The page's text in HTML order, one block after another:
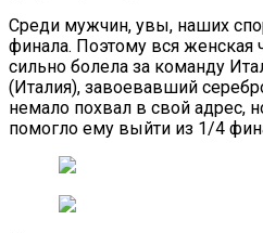
Среди мужчин, увы, наших
финала. Поэтому вся женская
сильно болела за команду
(Италия), завоевавший
немало похвал в свой адрес,
помогло ему выйти из 1/4